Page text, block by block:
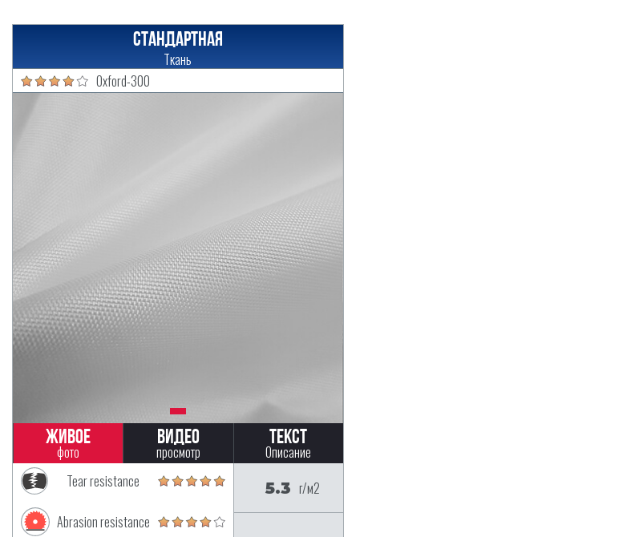
Стандартная
Ткань
Oxford-300
Живое
фото
Видео
просмотр
Текст
Описание
Tear resistance
Abrasion resistance
5.3 г/м2